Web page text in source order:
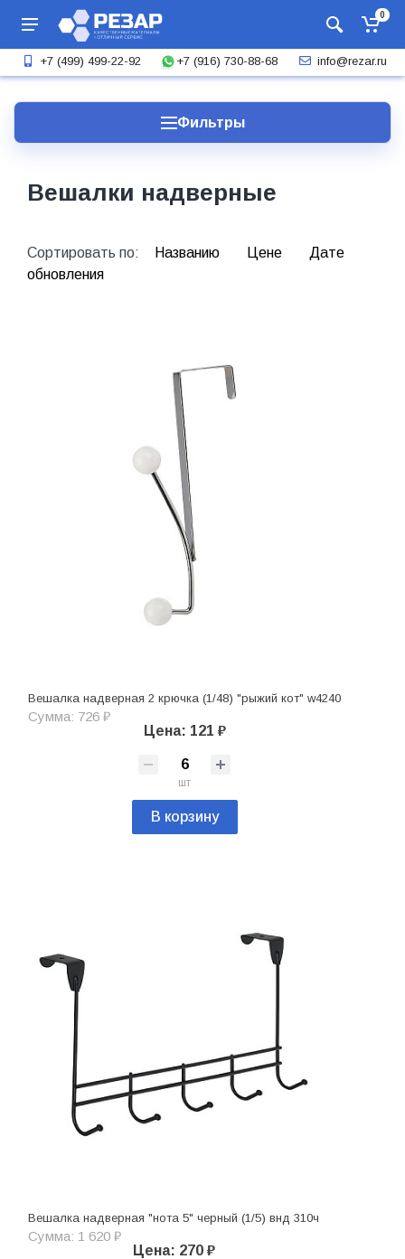
0
+7 (499) 499-22-92 +7 (916) 730-88-68 info@rezar.ru
Фильтры
Вешалки надверные
Сортировать по: Названию Цене
Дате
обновления
Вешалка надверная 2 крючка (1/48) "рыжий кот" w4240
Сумма: 726 ₽
Цена: 121 ₽
шт
В корзину
Вешалка надверная "нота 5" черный (1/5) внд 310ч
Сумма: 1 620 ₽
Цена: 270 ₽